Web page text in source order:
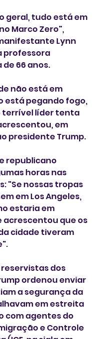
geral, tudo está em
Marco Zero",
Lynn
professora
66 anos.
não está em
está pegando fogo,
terrível líder tenta
em
presidente Trump.
republicano
horas nas
"Se nossas tropas
em Los Angeles,
estaria em
acrescentou que os
cidade tiveram
reservistas dos
ordenou enviar
a segurança da
em estreita
com agentes do
e Controle